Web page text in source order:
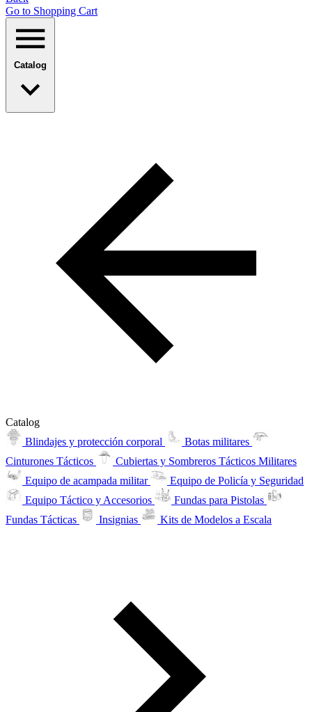
Go to Shopping Сart
Catalog
Catalog
Blindajes y protección corporal
Botas militares
Cinturones Tácticos
Cubiertas y Sombreros Tácticos Militares
Equipo de acampada militar
Equipo de Policía y Seguridad
Equipo Táctico y Accesorios
Fundas para Pistolas
Fundas Tácticas
Insignias Kits de Modelos a Escala